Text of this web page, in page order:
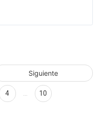
Siguiente
4 10